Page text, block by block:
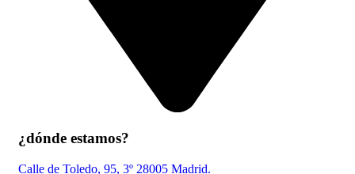
¿dónde estamos?
Calle de Toledo, 95, 3º 28005 Madrid.